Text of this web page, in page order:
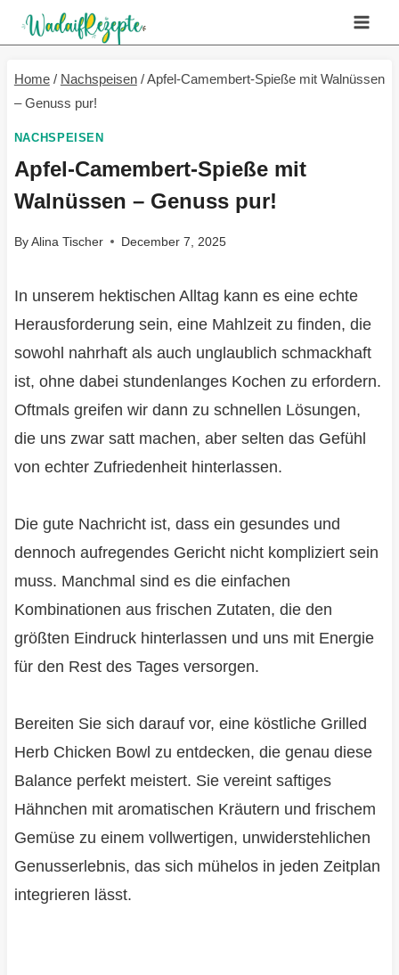
Skip
to
content
Home / Nachspeisen /Apfel-Camembert-Spieße mit Walnüssen
– Genuss pur!
NACHSPEISEN
Apfel-Camembert-Spieße mit
Walnüssen – Genuss pur!
ByAlina Tischer December 7, 2025
In unserem hektischen Alltag kann es eine echte
Herausforderung sein, eine Mahlzeit zu finden, die
sowohl nahrhaft als auch unglaublich schmackhaft
ist, ohne dabei stundenlanges Kochen zu erfordern.
Oftmals greifen wir dann zu schnellen Lösungen,
die uns zwar satt machen, aber selten das Gefühl
von echter Zufriedenheit hinterlassen.
Die gute Nachricht ist, dass ein gesundes und
dennoch aufregendes Gericht nicht kompliziert sein
muss. Manchmal sind es die einfachen
Kombinationen aus frischen Zutaten, die den
größten Eindruck hinterlassen und uns mit Energie
für den Rest des Tages versorgen.
Bereiten Sie sich darauf vor, eine köstliche Grilled
Herb Chicken Bowl zu entdecken, die genau diese
Balance perfekt meistert. Sie vereint saftiges
Hähnchen mit aromatischen Kräutern und frischem
Gemüse zu einem vollwertigen, unwiderstehlichen
Genusserlebnis, das sich mühelos in jeden Zeitplan
integrieren lässt.